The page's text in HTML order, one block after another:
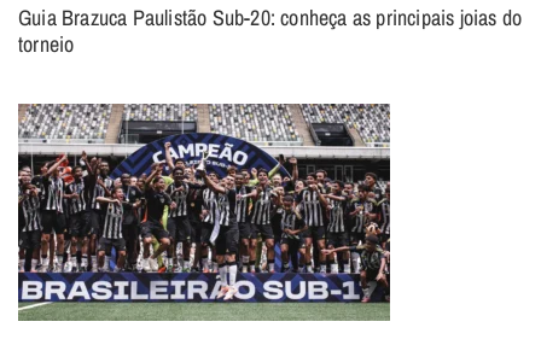
Guia Brazuca Paulistão Sub-20: conheça as principais joias do
torneio